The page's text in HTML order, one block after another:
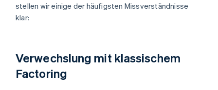
stellen wir einige der häufigsten Missverständnisse
klar:
Verwechslung mit klassischem
Factoring